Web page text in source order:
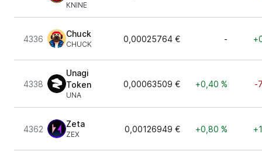
KNINE
4336
Chuck
CHUCK
0,00025764 € -
4338
Unagi
Token
UNA
0,00063509 € +0,40 % -
4362
Zeta
ZEX
0,00126949 € +0,80 %